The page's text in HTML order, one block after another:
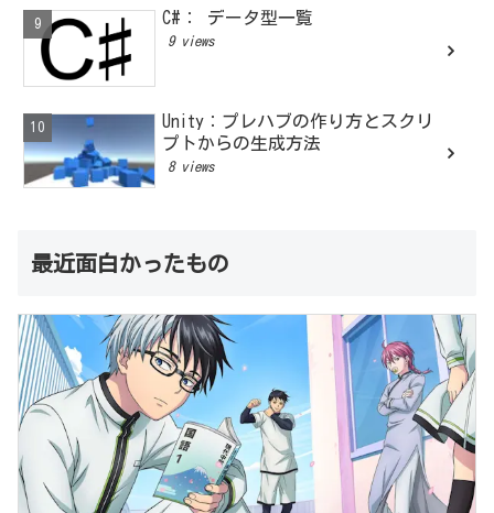
C#： データ型一覧
9 views
Unity：プレハブの作り方とスクリ
プトからの生成方法
8 views
最近面白かったもの